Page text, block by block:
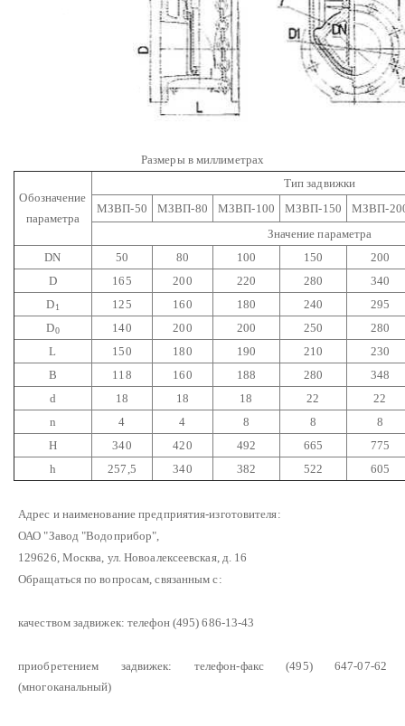
Размеры в миллиметрах
Обозначение
параметра
Тип задвижки
МЗВП-50
МЗВП-80 МЗВП-100 МЗВП-150
МЗВП-
Значение параметра
DN
50 80 100 150
200
D
165 200 220 280
340
D1 125 160 180 240
295
D0 140 200 200 250
280
L
150 180 190 210
230
B
118 160 188 280
348
d
18 18 18 22
22
n
4 4 8 8
8
H
340 420 492 665
775
h
257,5 340 382 522 605
Адрес и наименование предприятия-изготовителя:
ОАО "Завод "Водоприбор",
129626, Москва, ул. Новоалексеевская, д. 16
Обращаться по вопросам, связанным с:
качеством задвижек: телефон (495) 686-13-43
приобретением задвижек: телефон-факс (495) 647-07-62
(многоканальный)